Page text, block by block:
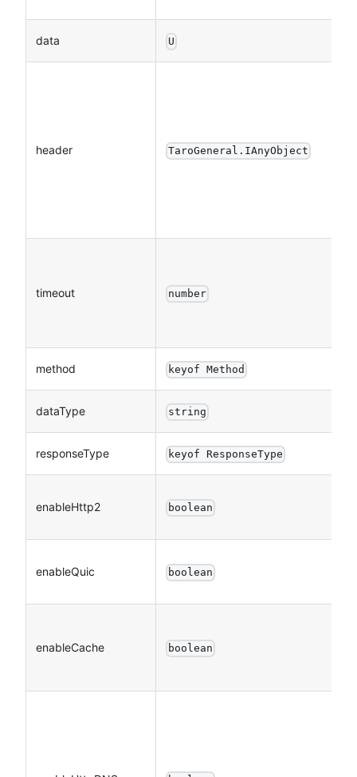
data U
header TaroGeneral.IAnyObject
timeout number
method keyof Method
dataType string
responseType keyof ResponseType
enableHttp2 boolean
enableQuic boolean
enableCache boolean